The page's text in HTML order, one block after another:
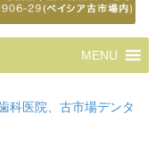
MENU
科医院、古市場デンタ